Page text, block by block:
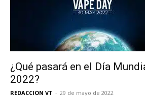
¿Qué pasará en el Día
2022?
REDACCION VT - 29 de mayo de 2022